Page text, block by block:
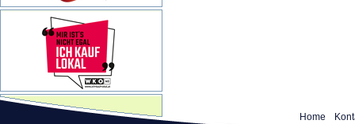
Home